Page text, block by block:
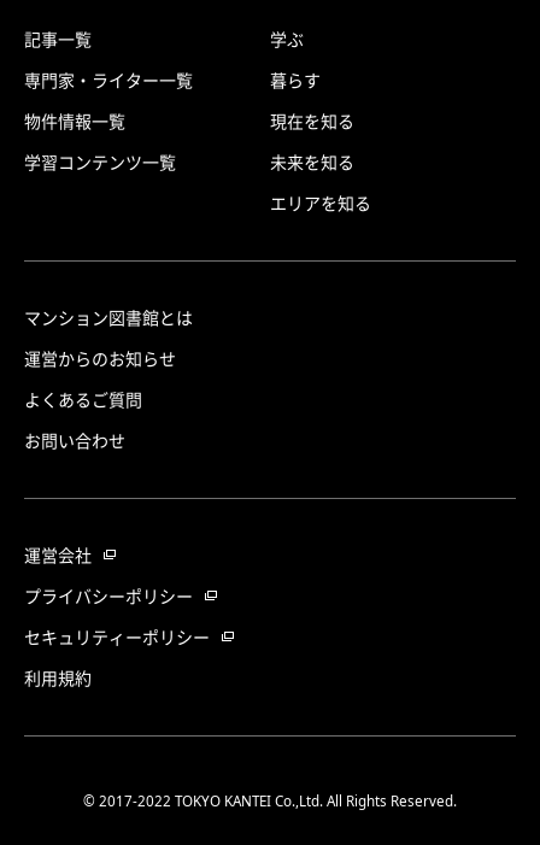
記事一覧
専門家・ライター一覧
物件情報一覧
学習コンテンツ一覧
学ぶ
暮らす
現在を知る
未来を知る
エリアを知る
マンション図書館とは
運営からのお知らせ
よくあるご質問
お問い合わせ
運営会社
プライバシーポリシー
セキュリティーポリシー
利用規約
© 2017-2022 TOKYO KANTEI Co.,Ltd. All Rights Reserved.